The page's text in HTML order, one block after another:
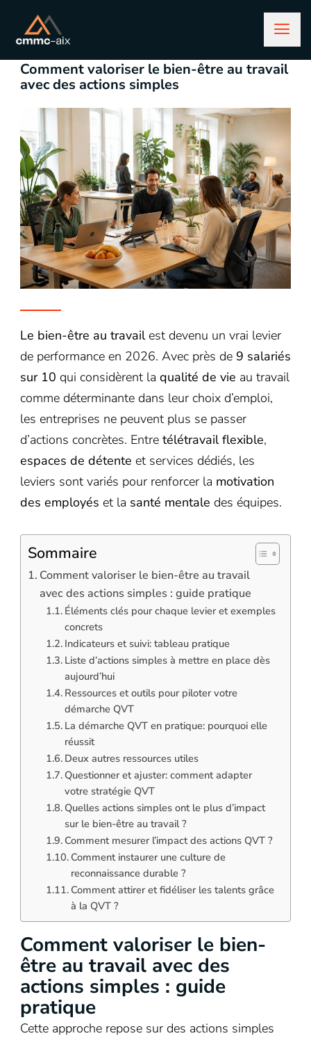
avril 27, 2026
Comment valoriser le bien-être au travail
avec des actions simples
Le bien-être au travailest devenu un vrai levier
de performance en 2026. Avec près de 9 salariés
sur 10 qui considèrent la qualité de vie au travail
comme déterminante dans leur choix d’emploi,
les entreprises ne peuvent plus se passer
d’actions concrètes. Entre télétravail flexible,
espaces de détente et services dédiés, les
leviers sont variés pour renforcer la motivation
des employés et la santé mentale des équipes.
Sommaire
Comment valoriser le bien-être au travail
avec des actions simples : guide pratique
Éléments clés pour chaque levier et exemples
concrets
Indicateurs et suivi: tableau pratique
Liste d’actions simples à mettre en place dès
aujourd’hui
Ressources et outils pour piloter votre
démarche QVT
La démarche QVT en pratique: pourquoi elle
réussit
Deux autres ressources utiles
Questionner et ajuster: comment adapter
votre stratégie QVT
Quelles actions simples ont le plus d’impact
sur le bien-être au travail ?
Comment mesurer l’impact des actions QVT ?
Comment instaurer une culture de
reconnaissance durable ?
Comment attirer et fidéliser les talents grâce
à la QVT ?
Comment valoriser le bien-
être au travail avec des
actions simples : guide
pratique
Cette approche repose sur des actions simples